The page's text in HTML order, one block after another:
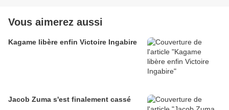
Vous aimerez aussi
Kagame libère enfin Victoire Ingabire
Jacob Zuma s'est finalement cassé